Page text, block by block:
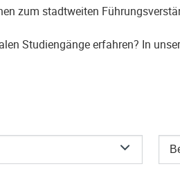
zum stadtweiten
Studiengänge erfahren? In